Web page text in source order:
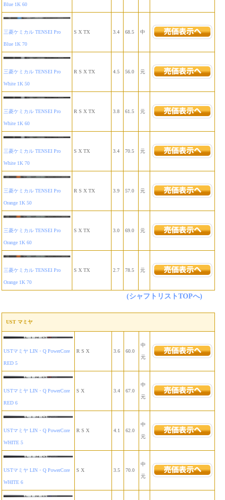
Blue 1K 60
三菱ケミカル TENSEI Pro
Blue 1K 70
S X TX 3.4 68.5 中
三菱ケミカル TENSEI Pro
White 1K 50
R S X TX 4.5 56.0 元
三菱ケミカル TENSEI Pro
White 1K 60
R S X TX 3.8 61.5 元
三菱ケミカル TENSEI Pro
White 1K 70
S X TX 3.4 70.5 元
三菱ケミカル TENSEI Pro
Orange 1K 50
R S X TX 3.9 57.0 元
三菱ケミカル TENSEI Pro
Orange 1K 60
S X TX 3.0 69.0 元
三菱ケミカル TENSEI Pro
Orange 1K 70
S X TX 2.7 78.5 元
(シャフトリストTOPへ)
UST マミヤ
USTマミヤ LIN・Q PowerCore
RED 5
R S X 3.6 60.0
中
元
USTマミヤ LIN・Q PowerCore
RED 6
S X 3.4 67.0
中
元
USTマミヤ LIN・Q PowerCore
WHITE 5
R S X 4.1 62.0
中
元
USTマミヤ LIN・Q PowerCore
WHITE 6
S X 3.5 70.0
中
元